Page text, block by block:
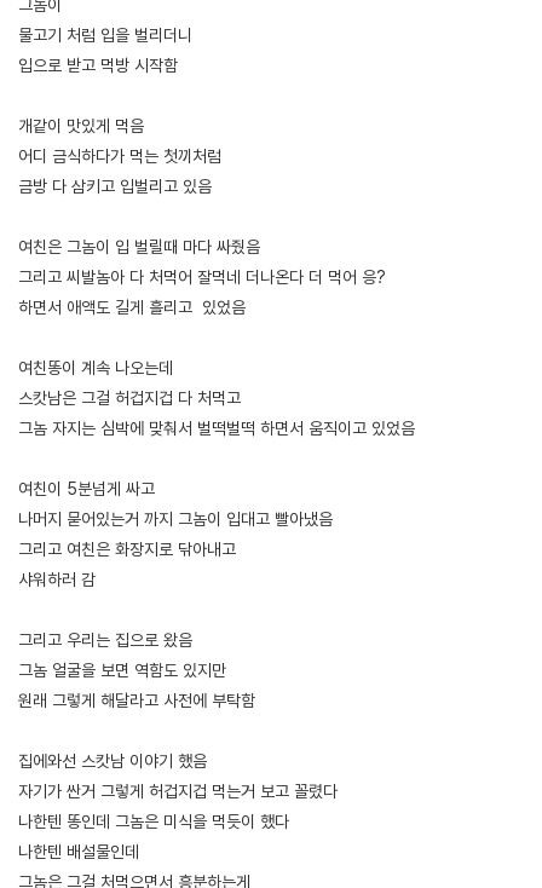
그놈이
물고기 처럼 입을 벌리더니
입으로 받고 먹방 시작함
개같이 맛있게 먹음
어디 금식하다가 먹는 첫끼처럼
금방 다 삼키고 입벌리고 있음
여친은 그놈이 입 벌릴때 마다 싸줬음
그리고 씨발놈아 다 처먹어 잘먹네 더나온다 더 먹어 응?
하면서 애액도 길게 흘리고 있었음
여친똥이 계속 나오는데
스캇남은 그걸 허겁지겁 다 처먹고
그놈 자지는 심박에 맞춰서 벌떡벌떡 하면서 움직이고 있었음
여친이 5분넘게 싸고
나머지 묻어있는거 까지 그놈이 입대고 빨아냈음
그리고 여친은 화장지로 닦아내고
샤워하러 감
그리고 우리는 집으로 왔음
그놈 얼굴을 보면 역함도 있지만
원래 그렇게 해달라고 사전에 부탁함
집에와선 스캇남 이야기 했음
자기가 싼거 그렇게 허겁지겁 먹는거 보고 꼴렸다
나한텐 똥인데 그놈은 미식을 먹듯이 했다
나한텐 배설물인데
그놈은 그걸 처먹으면서 흥분하는게